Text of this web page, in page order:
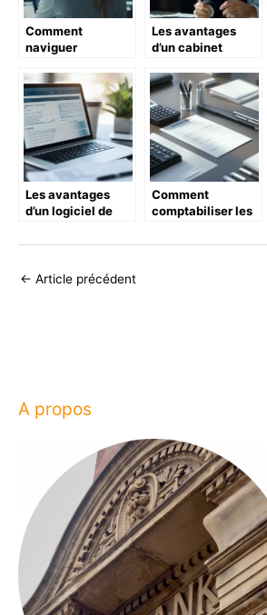
Comment
naviguer
dans le registre du
commerce et des
sociétés (RCS)
Les avantages
d’un cabinet
Denain pour les
entrepreneurs et
dirigeants
Les avantages
d’un logiciel de
et accessible pour
Comment
comptabiliser les
consommables :
← Article précédent
A propos